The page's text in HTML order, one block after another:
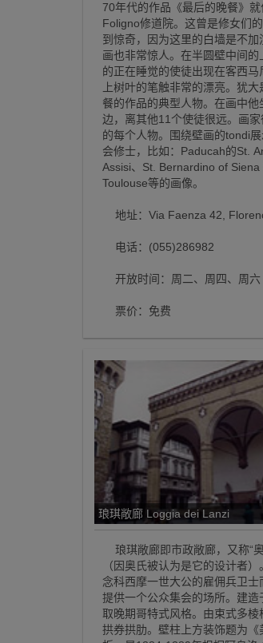
70年代的作品《最后的晚餐》
Foligno修道院。这曾是修女们
到惊奇，因为这里的白墙是不
画也非常惊人。在半圆壁中间的
的正在睡觉的使徒出现在客西马
上树叶的笔触非常的漂亮。犹
餐的作品的典型人物。在画中他
边，离其他11个使徒很远。画
的每个人物。围绕壁画的tondi
会修士，比如：Paducah的St.
Assisi、St. Bernardino of
Toulouse等的画像。
地址：Via Faenza 42,
电话：(055)286982
开放时间：周二、周四、周六
票价：免费
琅琪敞廊 Loggia dei Lanzi
琅琪敞廊即市政敞廊，又称“
（因奥氏被认为是它的设计者）
念科西摩一世大公的雇佣兵卫
提供一个公众集会的场所。建造
取晚期哥特式风格。由束式多棱
拱券拱肋。壁柱上方装饰题为《